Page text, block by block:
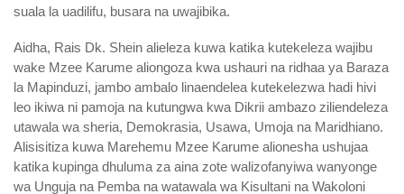
suala la uadilifu, busara na uwajibika.
Aidha, Rais Dk. Shein alieleza kuwa katika kutekeleza wajibu
wake Mzee Karume aliongoza kwa ushauri na ridhaa ya Baraza
la Mapinduzi, jambo ambalo linaendelea kutekelezwa hadi hivi
leo ikiwa ni pamoja na kutungwa kwa Dikrii ambazo ziliendeleza
utawala wa sheria, Demokrasia, Usawa, Umoja na Maridhiano.
Alisisitiza kuwa Marehemu Mzee Karume alionesha ushujaa
katika kupinga dhuluma za aina zote walizofanyiwa wanyonge
wa Unguja na Pemba na watawala wa Kisultani na Wakoloni